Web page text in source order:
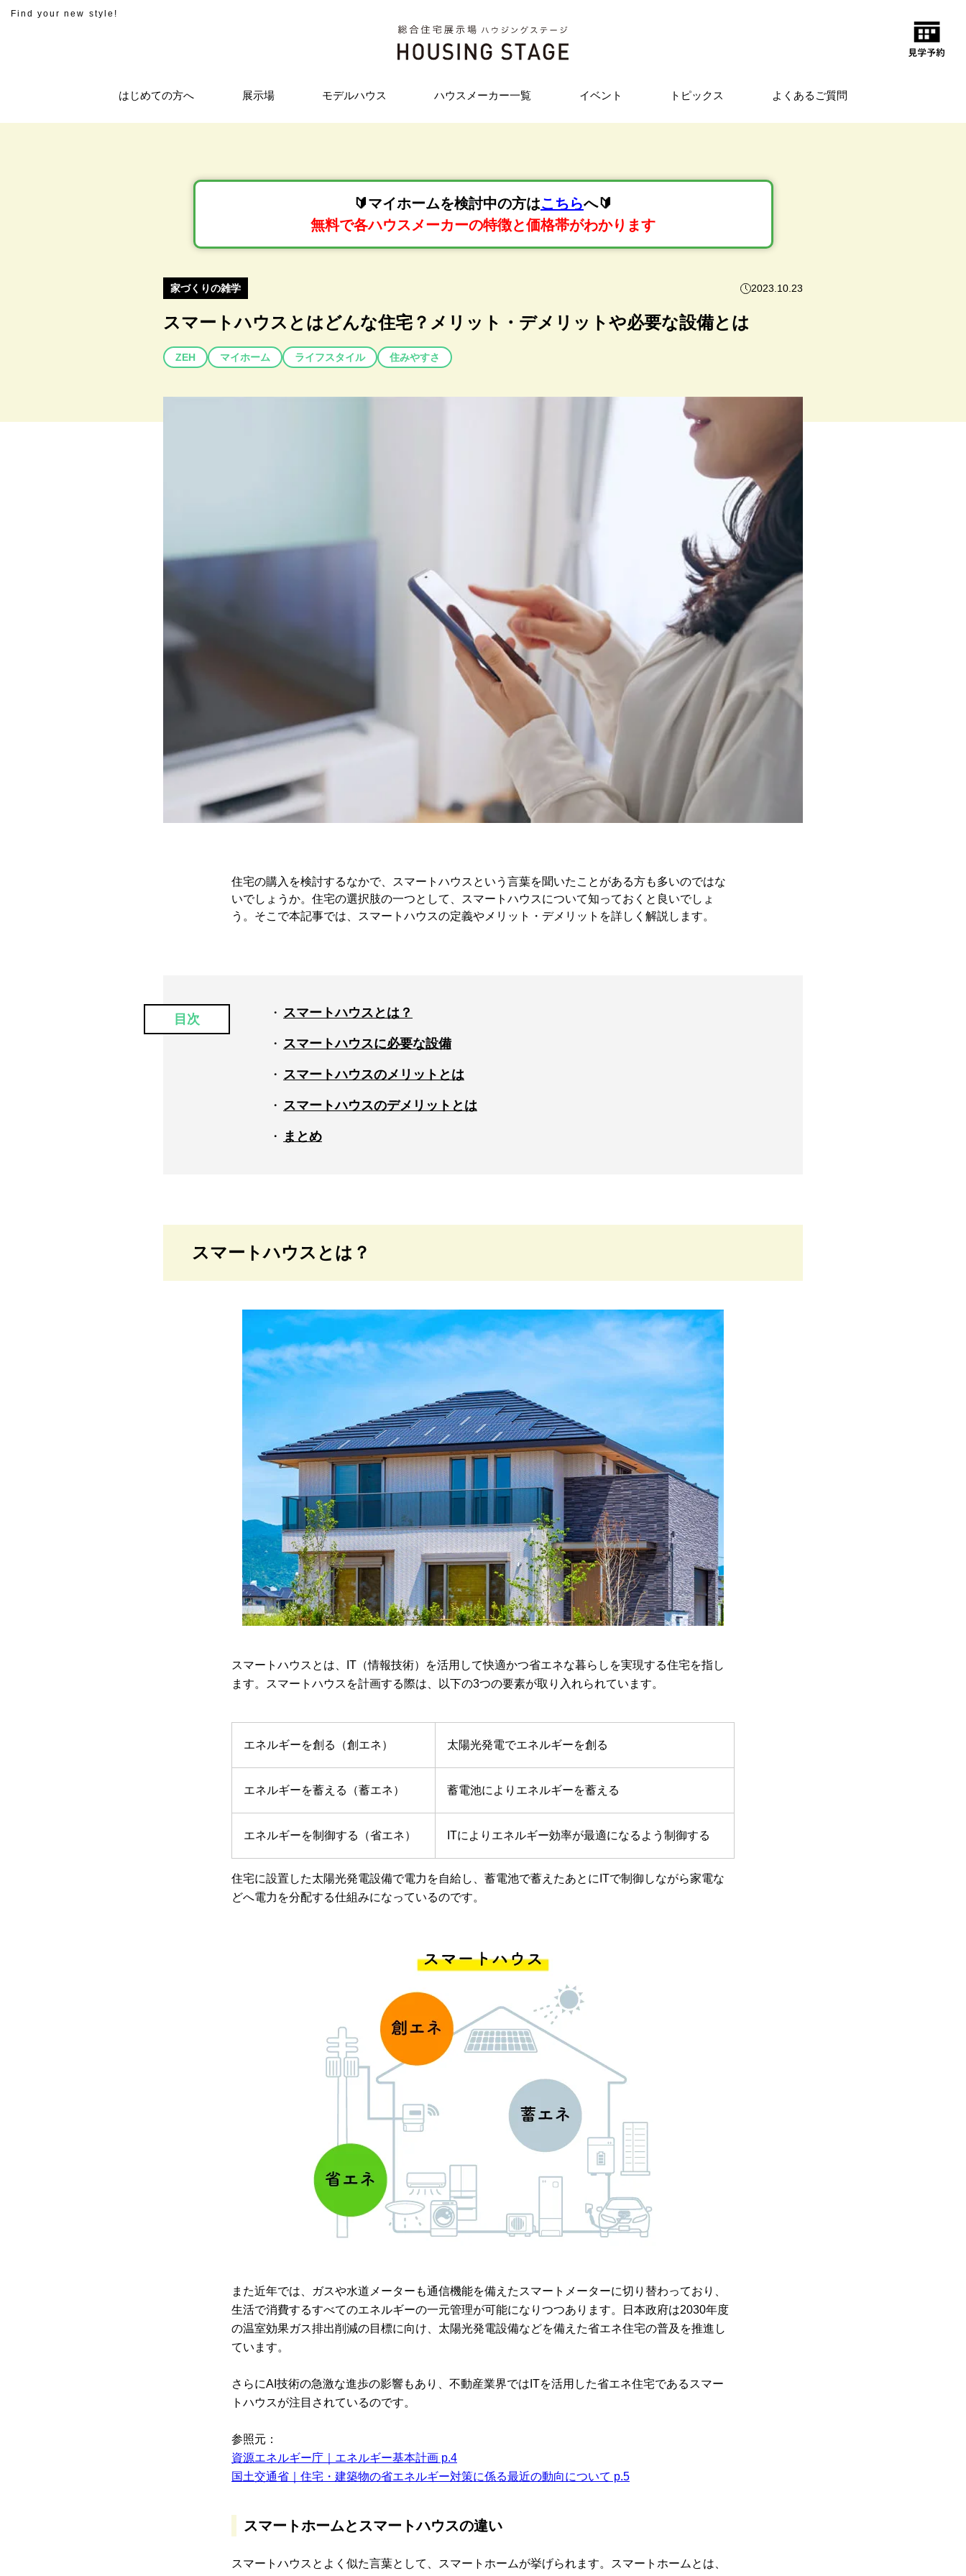
Find your new style!
はじめての方へ 展示場 モデルハウス ハウスメーカー一覧 イベント トピックス よくあるご質問
🔰マイホームを検討中の方はこちらへ🔰
無料で各ハウスメーカーの特徴と価格帯がわかります
家づくりの雑学 2023.10.23
スマートハウスとはどんな住宅？メリット・デメリットや必要な設備とは
ZEH マイホーム ライフスタイル 住みやすさ
住宅の購入を検討するなかで、スマートハウスという言葉を聞いたことがある方も多いのではな
いでしょうか。住宅の選択肢の一つとして、スマートハウスについて知っておくと良いでしょ
う。そこで本記事では、スマートハウスの定義やメリット・デメリットを詳しく解説します。
目次 スマートハウスとは？
スマートハウスに必要な設備
スマートハウスのメリットとは
スマートハウスのデメリットとは
まとめ
スマートハウスとは？
スマートハウスとは、IT（情報技術）を活用して快適かつ省エネな暮らしを実現する住宅を指し
ます。スマートハウスを計画する際は、以下の3つの要素が取り入れられています。
エネルギーを創る（創エネ） 太陽光発電でエネルギーを創る
エネルギーを蓄える（蓄エネ） 蓄電池によりエネルギーを蓄える
エネルギーを制御する（省エネ） ITによりエネルギー効率が最適になるよう制御する
住宅に設置した太陽光発電設備で電力を自給し、蓄電池で蓄えたあとにITで制御しながら家電な
どへ電力を分配する仕組みになっているのです。
また近年では、ガスや水道メーターも通信機能を備えたスマートメーターに切り替わっており、
生活で消費するすべてのエネルギーの一元管理が可能になりつつあります。日本政府は2030年度
の温室効果ガス排出削減の目標に向け、太陽光発電設備などを備えた省エネ住宅の普及を推進し
ています。
さらにAI技術の急激な進歩の影響もあり、不動産業界ではITを活用した省エネ住宅であるスマー
トハウスが注目されているのです。
参照元：
資源エネルギー庁｜エネルギー基本計画 p.4
国土交通省｜住宅・建築物の省エネルギー対策に係る最近の動向について p.5
スマートホームとスマートハウスの違い
スマートハウスとよく似た言葉として、スマートホームが挙げられます。スマートホームとは、